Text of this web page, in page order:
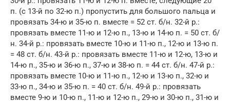
п. (с 13-й по 32-ю п.) пропустить для большого пальца и
провязать 34-ю и 35-ю п. вместе = 52 ст. б/н. 32-й р.:
провязать вместе 11-ю и 12-ю п., 13-ю и 14-ю п. = 50 ст. б/
н. 34-й р.: провязать вместе 10-ю и 11-ю п., 12-ю и 13-ю п.
= 48 ст. б/н. 43-й р.: провязать вместе 11-ю и 12-ю, 13-ю и
14-ю п., 35-ю и 36-ю п., 37-ю и 38-ю п. = 44 ст. б/н. 47-й р.:
провязать вместе 10-ю и 11-ю п., 12-ю и 13-ю п., 32-ю и
33-ю п., 34-ю и 35-ю п. = 40 ст. б/н. 49-й р.: провязать
вместе 9-ю и 10-ю п., 11-ю и 12-ю п., 29-ю и 30-ю п., 31-ю и